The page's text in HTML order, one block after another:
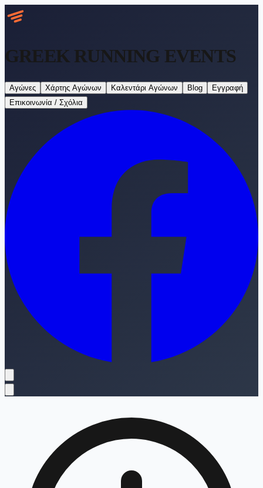
GREEK RUNNING EVENTS
Αγώνες Χάρτης Αγώνων Καλεντάρι Αγώνων Blog
Εγγραφή
Επικοινωνία / Σχόλια